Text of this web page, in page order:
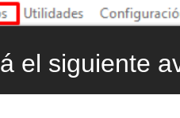
el siguiente